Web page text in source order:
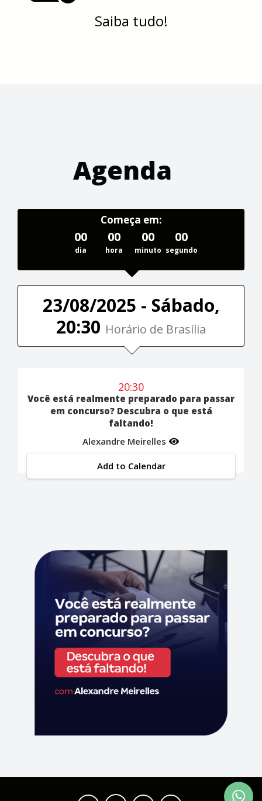
Saiba tudo!
Agenda
Começa em:
00
dia
00
hora
00
minuto
00
segundo
23/08/2025 - Sábado,
20:30 Horário de Brasília
20:30
Você está realmente preparado para passar
em concurso? Descubra o que está
faltando!
Alexandre Meirelles
Add to Calendar